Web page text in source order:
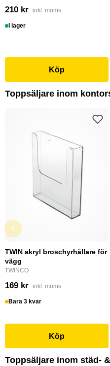
210 kr inkl. moms
I lager
Köp
Toppsäljare inom
TWIN akryl broschyrhållare för
vägg
TWINCO
169 kr inkl. moms
Bara 3 kvar
Köp
Toppsäljare inom städ-